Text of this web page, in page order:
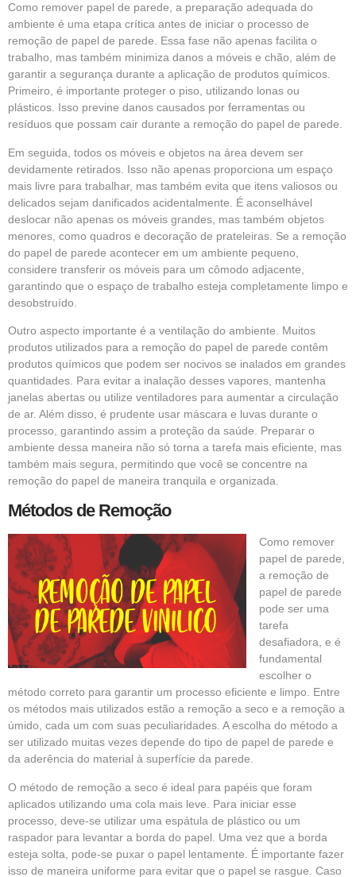
Como remover papel de parede, a preparação adequada do
ambiente é uma etapa crítica antes de iniciar o processo de
remoção de papel de parede. Essa fase não apenas facilita o
trabalho, mas também minimiza danos a móveis e chão, além de
garantir a segurança durante a aplicação de produtos químicos.
Primeiro, é importante proteger o piso, utilizando lonas ou
plásticos. Isso previne danos causados por ferramentas ou
resíduos que possam cair durante a remoção do papel de parede.
Em seguida, todos os móveis e objetos na área devem ser
devidamente retirados. Isso não apenas proporciona um espaço
mais livre para trabalhar, mas também evita que itens valiosos ou
delicados sejam danificados acidentalmente. É aconselhável
deslocar não apenas os móveis grandes, mas também objetos
menores, como quadros e decoração de prateleiras. Se a remoção
do papel de parede acontecer em um ambiente pequeno,
considere transferir os móveis para um cômodo adjacente,
garantindo que o espaço de trabalho esteja completamente limpo e
desobstruído.
Outro aspecto importante é a ventilação do ambiente. Muitos
produtos utilizados para a remoção do papel de parede contêm
produtos químicos que podem ser nocivos se inalados em grandes
quantidades. Para evitar a inalação desses vapores, mantenha
janelas abertas ou utilize ventiladores para aumentar a circulação
de ar. Além disso, é prudente usar máscara e luvas durante o
processo, garantindo assim a proteção da saúde. Preparar o
ambiente dessa maneira não só torna a tarefa mais eficiente, mas
também mais segura, permitindo que você se concentre na
remoção do papel de maneira tranquila e organizada.
Métodos de Remoção
Como remover
papel de parede,
a remoção de
papel de parede
pode ser uma
tarefa
desafiadora, e é
fundamental
escolher o
método correto para garantir um processo eficiente e limpo. Entre
os métodos mais utilizados estão a remoção a seco e a remoção a
úmido, cada um com suas peculiaridades. A escolha do método a
ser utilizado muitas vezes depende do tipo de papel de parede e
da aderência do material à superfície da parede.
O método de remoção a seco é ideal para papéis que foram
aplicados utilizando uma cola mais leve. Para iniciar esse
processo, deve-se utilizar uma espátula de plástico ou um
raspador para levantar a borda do papel. Uma vez que a borda
esteja solta, pode-se puxar o papel lentamente. É importante fazer
isso de maneira uniforme para evitar que o papel se rasgue. Caso